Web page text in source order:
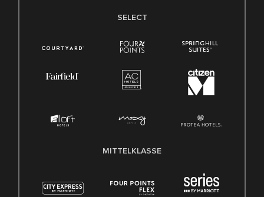
SELECT
MITTELKLASSE